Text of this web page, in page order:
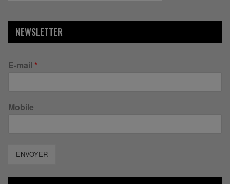
NEWSLETTER
E-mail *
Mobile
ENVOYER